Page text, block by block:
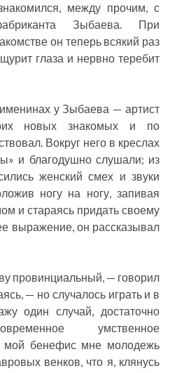
между прочим, с
Зыбаева. При
он теперь всякий раз
глаза и нервно теребит
у Зыбаева — артист
новых знакомых и по
Вокруг него в креслах
и благодушно слушали; из
женский смех и звуки
ногу на ногу, запивая
и стараясь придать своему
выражение, он рассказывал
провинциальный, — говорил
— но случалось играть и в
один случай, достаточно
умственное
мой бенефис мне молодежь
венков, что я, клянусь